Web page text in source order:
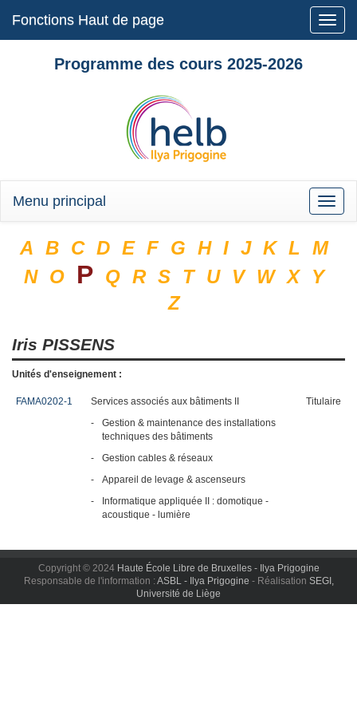
Toggle
Fonctions Haut de page
Programme des cours 2025-2026
Toggle
Menu principal
A B C D E F G H I J K L M
N
O P Q R S T U V W X
Y
Z
Iris PISSENS
Unités d'enseignement :
FAMA0202-1 Services associés aux bâtiments II
Titulaire
-
Gestion & maintenance des installations
techniques des bâtiments
-
Gestion cables & réseaux
-
Appareil de levage & ascenseurs
-
Informatique appliquée II : domotique -
acoustique - lumière
Copyright © 2024 Haute École Libre de Bruxelles - Ilya Prigogine
Responsable de l'information : ASBL - Ilya Prigogine - Réalisation SEGI,
Université de Liège